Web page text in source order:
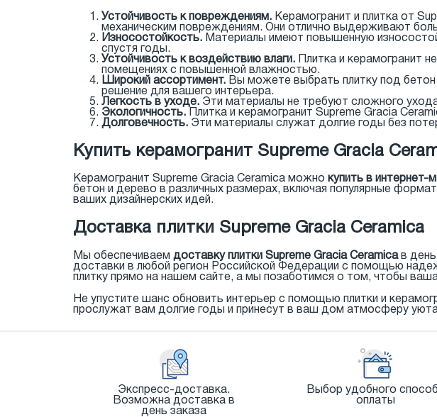
Устойчивость к повреждениям. Керамогранит и плитка от
механическим повреждениям. Они отлично выдерживают
Износостойкость. Материалы имеют повышенную
спустя годы.
Устойчивость к воздействию влаги. Плитка и керамогранит
помещениях с повышенной влажностью.
Широкий ассортимент. Вы можете выбрать плитку под
решение для вашего интерьера.
Легкость в уходе. Эти материалы не требуют сложного
Экологичность. Плитка и керамогранит Supreme Gracia
Долговечность. Эти материалы служат долгие годы без
Купить керамогранит Supreme Gracia
Керамогранит Supreme Gracia Ceramica можно купить в интернет-
бетон и дерево в различных размерах, включая популярные
ваших дизайнерских идей.
Доставка плитки Supreme Gracia Ceramica
Мы обеспечиваем доставку плитки Supreme Gracia Ceramicaв день
доставки в любой регион Российской Федерации с помощью
плитку прямо на нашем сайте, а мы позаботимся о том, чтобы
Не упустите шанс обновить интерьер с помощью плитки и
прослужат вам долгие годы и принесут в ваш дом атмосферу
Экспресс-доставка.
Возможна доставка в
день заказа
Выбор удобного
оплаты